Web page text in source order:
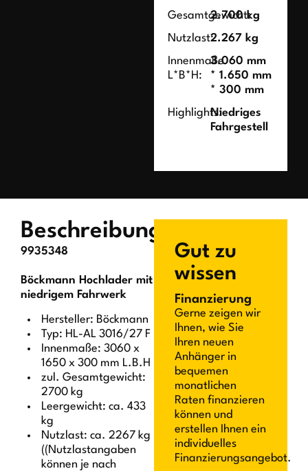
Gesamtgewicht:
2.700 kg
Nutzlast:2.267 kg
Innenmaße
L*B*H:
3.060 mm
* 1.650 mm
* 300 mm
Highlights:Niedriges
Fahrgestell
Beschreibung
9935348
Böckmann Hochlader mit
niedrigem Fahrwerk
Hersteller: Böckmann
Typ: HL-AL 3016/27 F
Innenmaße: 3060 x
1650 x 300 mm L.B.H
zul. Gesamtgewicht:
2700 kg
Leergewicht: ca. 433
kg
Nutzlast: ca. 2267 kg
((Nutzlastangaben
können je nach
Gut zu
wissen
Finanzierung
Gerne zeigen wir
Ihnen, wie Sie
Ihren neuen
Anhänger in
bequemen
monatlichen
Raten finanzieren
können und
erstellen Ihnen ein
individuelles
Finanzierungsangebot.